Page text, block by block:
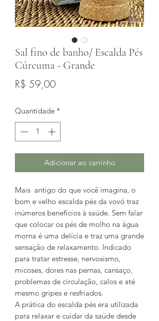
Sal fino de banho/ Escalda Pés
Cúrcuma - Grande
R$ 59,00Preço
Quantidade *
Adicionar ao carrinho
Mais antigo do que você imagina, o
bom e velho escalda pés da vovó traz
inúmeros benefícios à saúde. Sem falar
que colocar os pés de molho na água
morna é uma delícia e traz uma grande
sensação de relaxamento. Indicado
para tratar estresse, nervosismo,
micoses, dores nas pernas, cansaço,
problemas de circulação, calos e até
mesmo gripes e resfriados.
A prática do escalda pés era utilizada
para relaxar e cuidar da saúde desde